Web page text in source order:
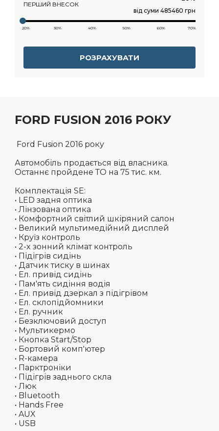
ПЕРШИЙ ВНЕСОК
від суми 485460 грн
20% 30% 40% 50% 60% 70%
РОЗРАХУВАТИ
FORD FUSION 2016 РОКУ
Ford Fusion 2016 року
Автомобіль продається від власника.
Останнє пройдене ТО на 75 тис. км.
Комплектація SE:
• LED задня оптика
• Лінзована оптика
• Комфортний світлий шкіряний салон
• Великий мультимедійний дисплей
• Круїз контроль
• 2-x зонний клімат контроль
• Підігрів сидінь
• Датчик тиску в шинах
• Ел. привід сидінь
• Пам'ять сидіння водія
• Ел. привід дзеркал з підігрівом
• Ел. склопідйомники
• Ел. ручник
• Безключовий доступ
• Мультикермо
• Кнопка Start/Stop
• Бортовий комп'ютер
• R-камера
• Парктроніки
• Підігрів заднього скла
• Люк
• Bluetooth
• Hands Free
• AUX
• USB